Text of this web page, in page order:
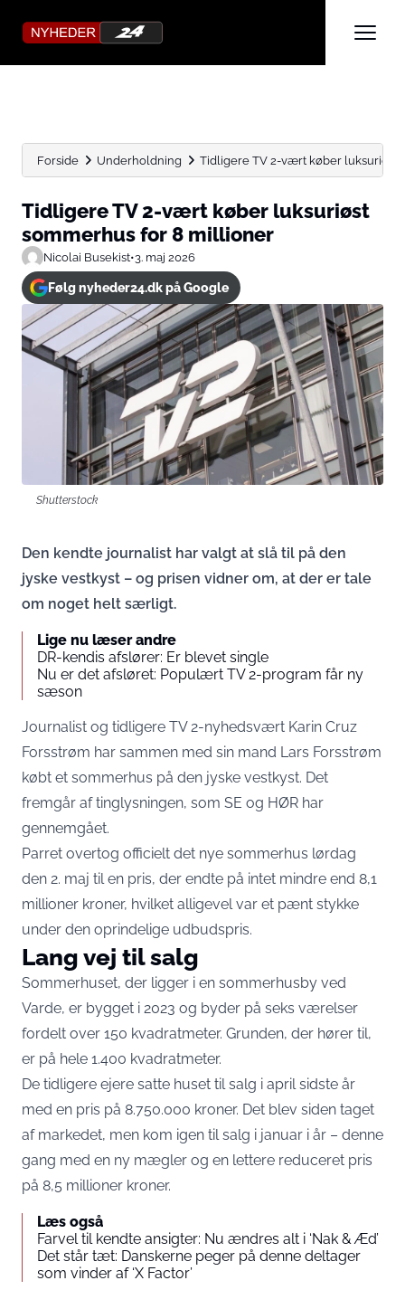
Forside Underholdning Tidligere TV 2-vært køber luksuriøst
Tidligere TV 2-vært køber luksuriøst
sommerhus for 8 millioner
Nicolai Busekist•3. maj 2026
Følg nyheder24.dk på Google
Shutterstock
Den kendte journalist har valgt at slå til på den
jyske vestkyst – og prisen vidner om, at der er tale
om noget helt særligt.
Lige nu læser andre
DR-kendis afslører: Er blevet single
Nu er det afsløret: Populært TV 2-program får ny
sæson
Journalist og tidligere TV 2-nyhedsvært Karin Cruz
Forsstrøm har sammen med sin mand Lars Forsstrøm
købt et sommerhus på den jyske vestkyst. Det
fremgår af tinglysningen, som SE og HØR har
gennemgået.
Parret overtog officielt det nye sommerhus lørdag
den 2. maj til en pris, der endte på intet mindre end 8,1
millioner kroner, hvilket alligevel var et pænt stykke
under den oprindelige udbudspris.
Lang vej til salg
Sommerhuset, der ligger i en sommerhusby ved
Varde, er bygget i 2023 og byder på seks værelser
fordelt over 150 kvadratmeter. Grunden, der hører til,
er på hele 1.400 kvadratmeter.
De tidligere ejere satte huset til salg i april sidste år
med en pris på 8.750.000 kroner. Det blev siden taget
af markedet, men kom igen til salg i januar i år – denne
gang med en ny mægler og en lettere reduceret pris
på 8,5 millioner kroner.
Læs også
Farvel til kendte ansigter: Nu ændres alt i ‘Nak & Æd’
Det står tæt: Danskerne peger på denne deltager
som vinder af ‘X Factor’